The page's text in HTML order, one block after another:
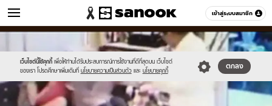
เข้าสู่ระบบสมาชิก
ข่าว หมวดอื่นๆ
เว็บไซต์นี้ใช้คุกกี้ เพื่อให้ท่านได้รับประสบการณ์การใช้งานที่ดีที่สุดบน เว็บไซต์
ของเรา โปรดศึกษาเพิ่มเติมที่ นโยบายความเป็นส่วนตัว และ นโยบายคุกกี้
ตกลง
//s.isanook.com/sr/0/images/logo-
new-
sanook.png
//s.isanook.com/ns/0/ud/240/1202516/news07-
1.jpg